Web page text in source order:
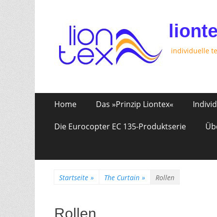
individuelle
Erstes
Inhalt:
Home Das »Prinzip Liontex«
Die Eurocopter EC 135-Produktserie
Startseite » The Curtain » Rollen
Rollen